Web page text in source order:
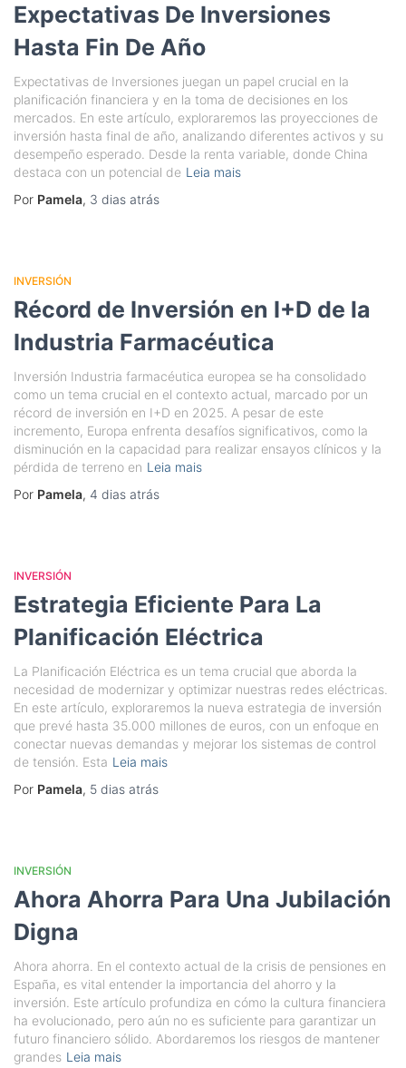
Expectativas De Inversiones
Hasta Fin De Año
Expectativas de Inversiones juegan un papel crucial en la
planificación financiera y en la toma de decisiones en los
mercados. En este artículo, exploraremos las proyecciones de
inversión hasta final de año, analizando diferentes activos y su
desempeño esperado. Desde la renta variable, donde China
destaca con un potencial de Leia mais
Por Pamela, 3 dias atrás
INVERSIÓN
Récord de Inversión en I+D de la
Industria Farmacéutica
Inversión Industria farmacéutica europea se ha consolidado
como un tema crucial en el contexto actual, marcado por un
récord de inversión en I+D en 2025. A pesar de este
incremento, Europa enfrenta desafíos significativos, como la
disminución en la capacidad para realizar ensayos clínicos y la
pérdida de terreno en Leia mais
Por Pamela, 4 dias atrás
INVERSIÓN
Estrategia Eficiente Para La
Planificación Eléctrica
La Planificación Eléctrica es un tema crucial que aborda la
necesidad de modernizar y optimizar nuestras redes eléctricas.
En este artículo, exploraremos la nueva estrategia de inversión
que prevé hasta 35.000 millones de euros, con un enfoque en
conectar nuevas demandas y mejorar los sistemas de control
de tensión. Esta Leia mais
Por Pamela, 5 dias atrás
INVERSIÓN
Ahora Ahorra Para Una Jubilación
Digna
Ahora ahorra. En el contexto actual de la crisis de pensiones en
España, es vital entender la importancia del ahorro y la
inversión. Este artículo profundiza en cómo la cultura financiera
ha evolucionado, pero aún no es suficiente para garantizar un
futuro financiero sólido. Abordaremos los riesgos de mantener
grandes Leia mais